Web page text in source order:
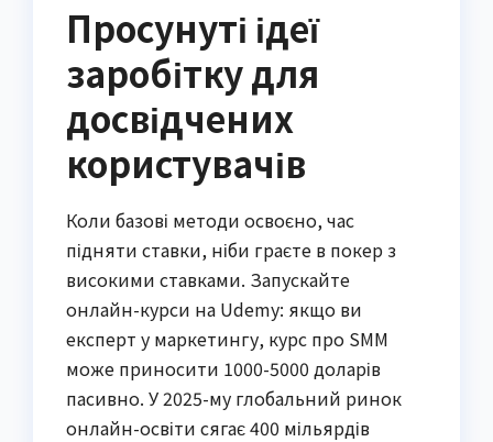
Просунуті ідеї
заробітку для
досвідчених
користувачів
Коли базові методи освоєно, час
підняти ставки, ніби граєте в покер з
високими ставками. Запускайте
онлайн-курси на Udemy: якщо ви
експерт у маркетингу, курс про SMM
може приносити 1000-5000 доларів
пасивно. У 2025-му глобальний ринок
онлайн-освіти сягає 400 мільярдів